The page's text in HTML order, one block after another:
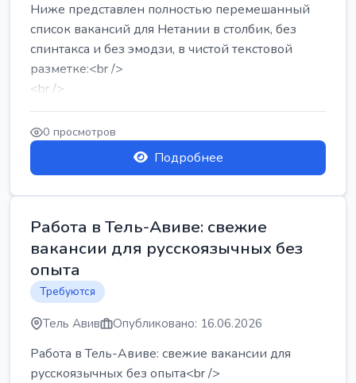
Ниже представлен полностью перемешанный
список вакансий для Нетании в столбик, без
спинтакса и без эмодзи, в чистой текстовой
разметке:<br />
<br />
Работа в Нетании на мебельном производстве:
требу...
0 просмотров
Подробнее
Работа в Тель-Авиве: свежие
вакансии для русскоязычных без
опыта
Требуются
Тель Авив Опубликовано: 16.06.2026
Работа в Тель-Авиве: свежие вакансии для
русскоязычных без опыта<br />